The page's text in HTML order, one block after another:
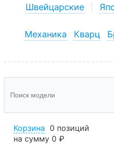
Швейцарские
Механика Кварц
Корзина 0 позиций
на сумму 0 ₽